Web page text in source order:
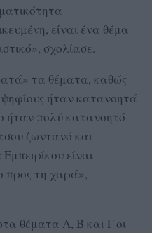
είναι ένα θέμα
σχολίασε.
τα θέματα, καθώς
ήταν κατανοητά
ήταν πολύ κατανοητό
ζωντανό και
είναι
προς τη χαρά»,
θέματα Α, Β και Γ οι